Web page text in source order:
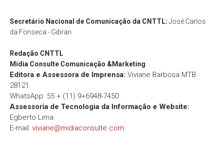
Secretário Nacional de Comunicação da CNTTL: José Carlos
da Fonseca - Gibran
Redação CNTTL
Mídia Consulte Comunicação &Marketing
Editora e Assessora de Imprensa: Viviane Barbosa MTB
28121
WhatsApp: 55 + (11) 9+6948-7450
Assessoria de Tecnologia da Informação e Website:
Egberto Lima
E-mail: viviane@midiaconsulte.com